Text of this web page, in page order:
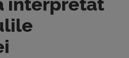
interpretat